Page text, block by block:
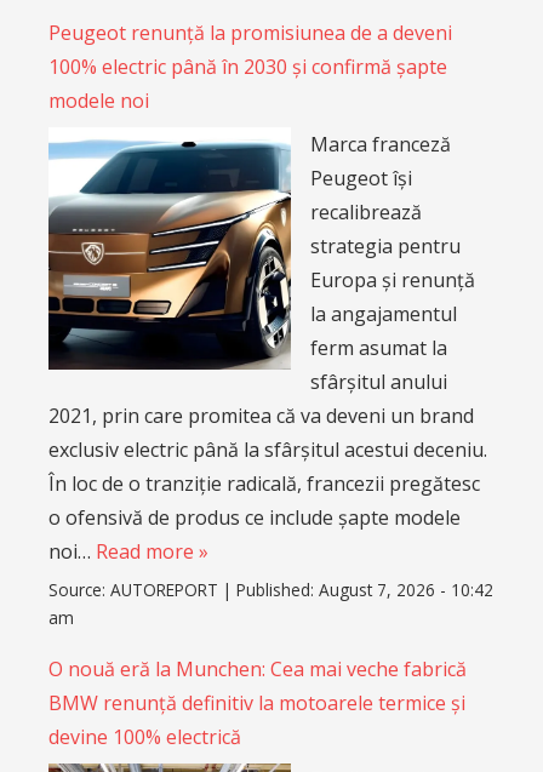
Peugeot renunță la promisiunea de a deveni
100% electric până în 2030 și confirmă șapte
modele noi
Marca franceză
Peugeot își
recalibrează
strategia pentru
Europa și renunță
la angajamentul
ferm asumat la
sfârșitul anului
2021, prin care promitea că va deveni un brand
exclusiv electric până la sfârșitul acestui deceniu.
În loc de o tranziție radicală, francezii pregătesc
o ofensivă de produs ce include șapte modele
noi… Read more »
Source: AUTOREPORT | Published: August 7, 2026 - 10:42
am
O nouă eră la Munchen: Cea mai veche fabrică
BMW renunță definitiv la motoarele termice și
devine 100% electrică